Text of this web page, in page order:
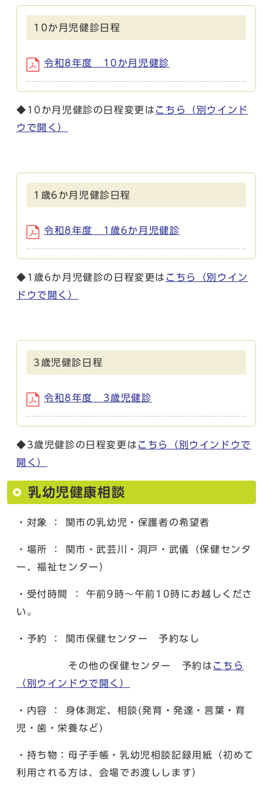
10か月児健診日程
令和8年度 10か月児健診
◆10か月児健診の日程変更は こちら
（別ウインド
ウで開く）
1歳6か月児健診日程
令和8年度 1歳6か月児健診
◆1歳6か月児健診の日程変更は こちら
（別ウイン
ドウで開く）
3歳児健診日程
令和8年度 3歳児健診
◆3歳児健診の日程変更は こちら
（別ウインドウで
開く）
乳幼児健康相談
・対象 ： 関市の乳幼児・保護者の希望者
・場所 ： 関市・武芸川・洞戸・武儀（保健センタ
ー、福祉センター）
・受付時間 ： 午前9時～午前10時にお越しくださ
い。
・予約 ： 関市保健センター 予約なし
その他の保健センター 予約は こちら
（別ウインドウで開く）
・内容 ： 身体測定、相談(発育・発達・言葉・育
児・歯・栄養など)
・持ち物：母子手帳・乳幼児相談記録用紙（初めて
利用される方は、会場でお渡しします）